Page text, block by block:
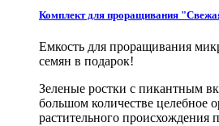
Комплект для проращивания
Емкость для проращивания
семян в подарок!
Зеленые ростки с пикантным
большом количестве целебное
растительного происхождения